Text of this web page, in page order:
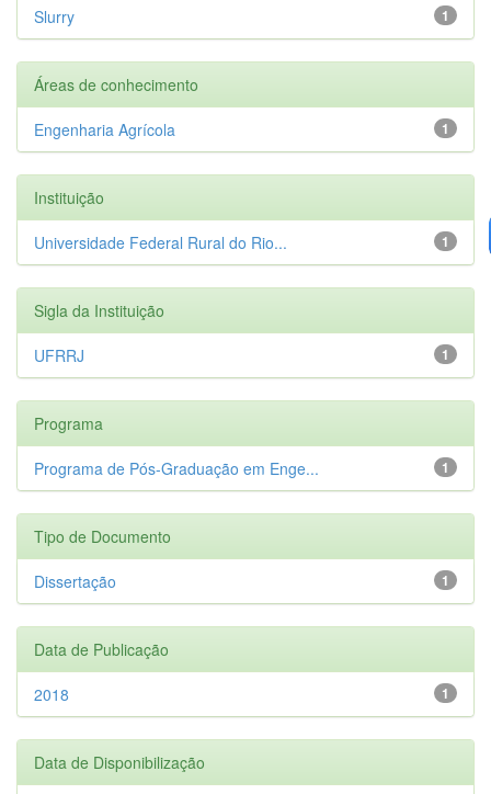
1
Slurry
Áreas de conhecimento
1
Engenharia Agrícola
Instituição
1
Universidade Federal Rural do Rio...
Sigla da Instituição
1
UFRRJ
Programa
1
Programa de Pós-Graduação em Enge...
Tipo de Documento
1
Dissertação
Data de Publicação
1
2018
Data de Disponibilização